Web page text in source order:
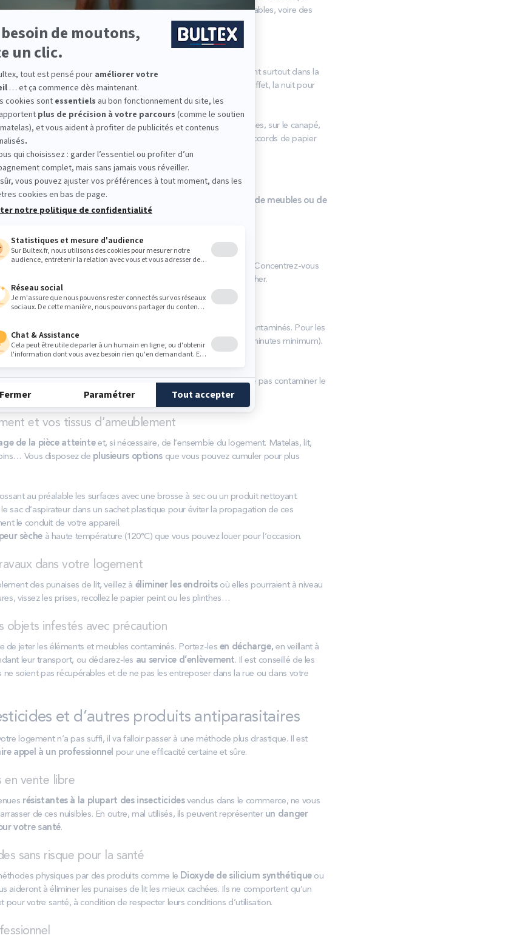
occasionnentdes démangeaisonsqui peuvent devenir insupportables, voire des
endroits sombres, étroits et peu accessibles
. Elles se concentrent surtout dans la
à proximité de l’endroit où vous dormez
. Elles attendent, en effet, la nuit pour
lit(matelas, lattes et fentes dusommier, cadre…), sous les meubles, sur le canapé,
tous les recoins de votre maison
(plinthes, angles de mur, raccords de papier
du parquet…).
dans le logement ?
votre logement généralement par le
transport de vêtements, de meubles ou de
un achat d’occasion.
de lutte antiparasitaire
de lit, il est conseillé
. Concentrez-vous
exposées, comme votre lit et l’ensemble de votre chambre à coucher.
à 60 °C
le linge de lit et les vêtements susceptibles d’être contaminés. Pour les
température, passez-lesau sèche-linge (cycle chaud de 30 minutes minimum).
au congélateur à -17°C pendant au moins 72 heures.
avant de le sortir de la pièce infestée pour ne pas contaminer le
et vos tissus d’ameublement
de la pièce atteinteet, si nécessaire, de l’ensemble du logement. Matelas, lit,
Vous disposez de plusieurs optionsque vous pouvez cumuler pour plus
au préalable les surfaces avec une brosse à sec ou un produit nettoyant.
sac d’aspirateur dans un sachet plastique pour éviter la propagation de ces
le conduit de votre appareil.
sècheà haute température (120°C) que vous pouvez louer pour l’occasion.
dans votre logement
des punaises de lit, veillez à éliminer les endroitsoù elles pourraient à niveau
vissez les prises, recollez le papier peint ou les plinthes…
objets infestés avec précaution
de jeter les éléments et meubles contaminés. Portez-les en décharge, en veillant à
leur transport, ou déclarez-les au service d’enlèvement. Il est conseillé de les
ne soient pas récupérables et de ne pas les entreposer dans la rue ou dans votre
et d’autres produits antiparasitaires
logement n’a pas suffi, il va falloir passer à une méthode plus drastique. Il est
appel à un professionnel pour une efficacité certaine et sûre.
en vente libre
résistantes à la plupart des insecticidesvendus dans le commerce, ne vous
de ces nuisibles. En outre, mal utilisés, ils peuvent représenter un danger
votre santé.
sans risque pour la santé
physiques par des produits comme le Dioxyde de silicium synthétiqueou
aideront à éliminer les punaises de lit les mieux cachées. Ils ne comportent qu’un
pour votre santé, à condition de respecter leurs conditions d’utilisation.